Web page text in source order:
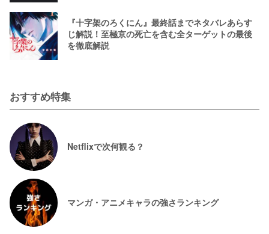
『十字架のろくにん』最終話までネタバレあらす
じ解説！至極京の死亡を含む全ターゲットの最後
を徹底解説
おすすめ特集
Netflixで次何観る？
マンガ・アニメキャラの強さランキング